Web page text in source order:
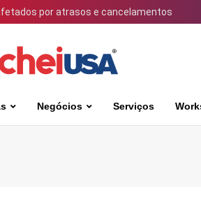
por atrasos e cancelamentos
Negócios Serviços